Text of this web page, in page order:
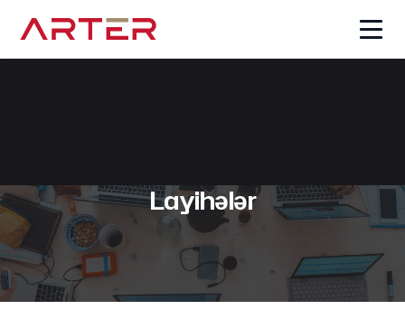
Layihələr